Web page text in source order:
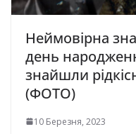
Неймовірна
день
знайшли
(ФОТО)
10 Березня, 2023